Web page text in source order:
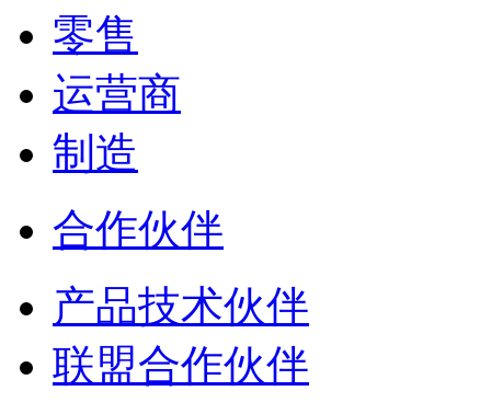
零售
运营商
制造
合作伙伴
产品技术伙伴
联盟合作伙伴